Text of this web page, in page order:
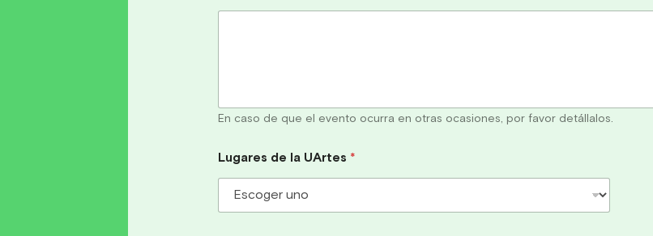
En caso de que el evento ocurra en otras ocasiones, por favor detállalos.
Lugares de la UArtes *